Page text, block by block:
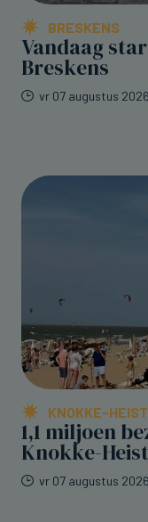
BRESKENS
Vandaag
Breskens
vr 07 augustus
KNOKKE-HEIST
1,1 miljoen
Knokke-Heist
vr 07 augustus